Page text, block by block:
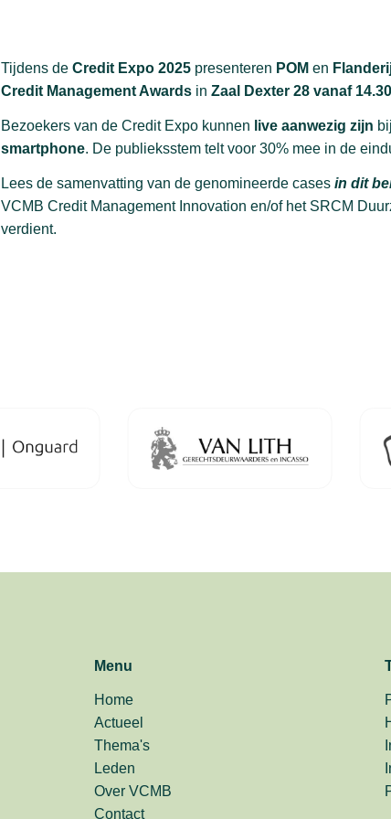
Tijdens de Credit Expo 2025 presenteren POM en
Credit Management Awards in Zaal Dexter 28 vanaf
Bezoekers van de Credit Expo kunnen live aanwezig zijn
smartphone. De publieksstem telt voor 30% mee in de
Lees de samenvatting van de genomineerde cases in dit
VCMB Credit Management Innovation en/of het SRCM
verdient.
Menu
Home
Actueel
Thema's
Leden
Over VCMB
Contact